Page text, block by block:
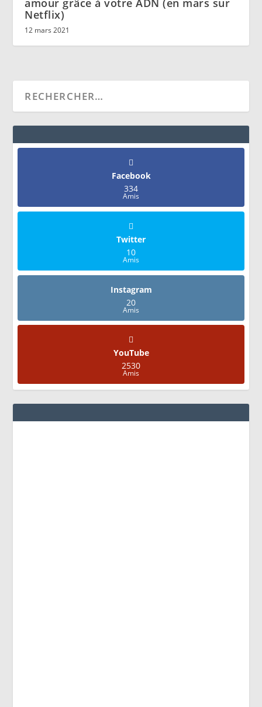
amour grâce à votre ADN (en mars sur
Netflix)
12 mars 2021
Facebook
334
Amis
Twitter
10
Amis
Instagram
20
Amis
YouTube
2530
Amis